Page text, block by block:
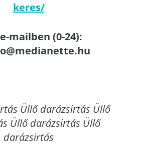
keres/
mailben (0-24):
Üllő darázsirtás Üllő
Üllő darázsirtás Üllő
darázsirtás